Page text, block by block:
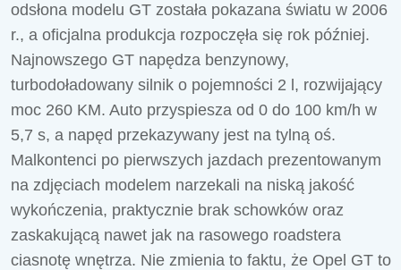
odsłona modelu GT została pokazana światu w 2006
r., a oficjalna produkcja rozpoczęła się rok później.
Najnowszego GT napędza benzynowy,
turbodoładowany silnik o pojemności 2 l, rozwijający
moc 260 KM. Auto przyspiesza od 0 do 100 km/h w
5,7 s, a napęd przekazywany jest na tylną oś.
Malkontenci po pierwszych jazdach prezentowanym
na zdjęciach modelem narzekali na niską jakość
wykończenia, praktycznie brak schowków oraz
zaskakującą nawet jak na rasowego roadstera
ciasnotę wnętrza. Nie zmienia to faktu, że Opel GT to